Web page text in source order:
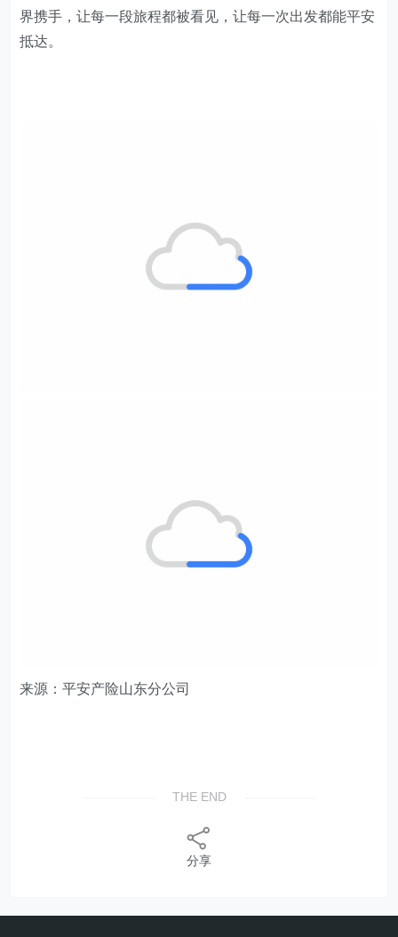
界携手，让每一段旅程都被看见，让每一次出发都能平安
抵达。
来源：平安产险山东分公司
THE END
分享